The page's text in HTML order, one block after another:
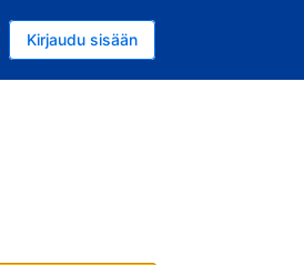
Kirjaudu sisään